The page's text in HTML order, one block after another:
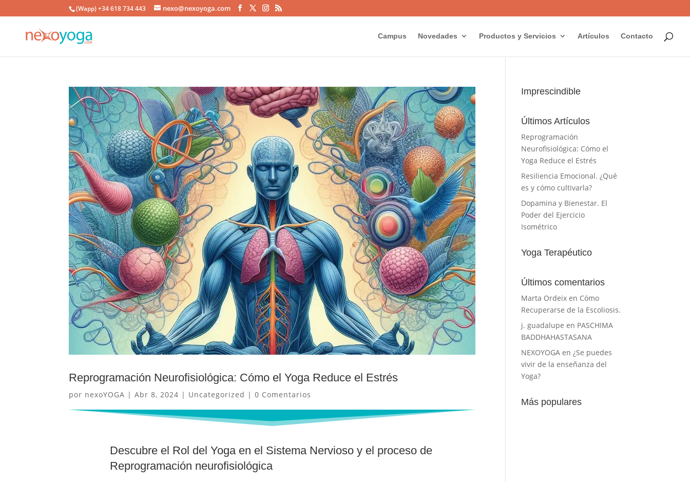
(Wapp) +34 618 734 443 nexo@nexoyoga.com
Campus Novedades Productos y Servicios Artículos Contacto
Reprogramación Neurofisiológica: Cómo el Yoga Reduce el Estrés
por nexoYOGA |Abr 8, 2024 | Uncategorized |0 Comentarios
Descubre el Rol del Yoga en el Sistema Nervioso y el proceso de
Reprogramación neurofisiológica
Imprescindible
Últimos Artículos
Reprogramación
Neurofisiológica: Cómo el
Yoga Reduce el Estrés
Resiliencia Emocional. ¿Qué
es y cómo cultivarla?
Dopamina y Bienestar. El
Poder del Ejercicio
Isométrico
Yoga Terapéutico
Últimos comentarios
Marta Ordeix en Cómo
Recuperarse de la Escoliosis.
j. guadalupe en PASCHIMA
BADDHAHASTASANA
NEXOYOGA en¿Se puedes
vivir de la enseñanza del
Yoga?
Más populares